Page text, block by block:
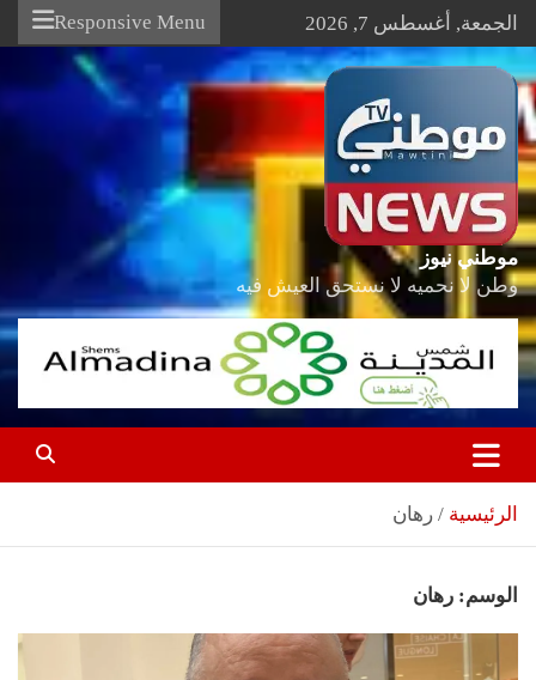
Skip
content
الجمعة, أغسطس 7, 2026 Responsive Menu
موطني نيوز
وطن لا نحميه لا نستحق العيش فيه
الرئيسية رهان
الوسم: رهان